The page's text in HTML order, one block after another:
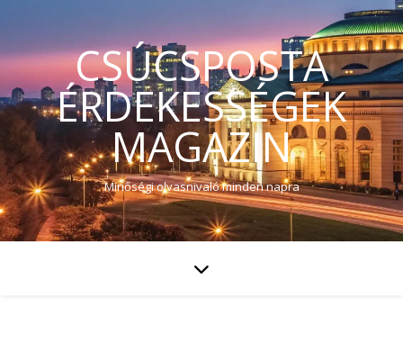
CSÚCSPOSTA
ÉRDEKESSÉGEK
MAGAZIN
Minőségi olvasnivaló minden napra